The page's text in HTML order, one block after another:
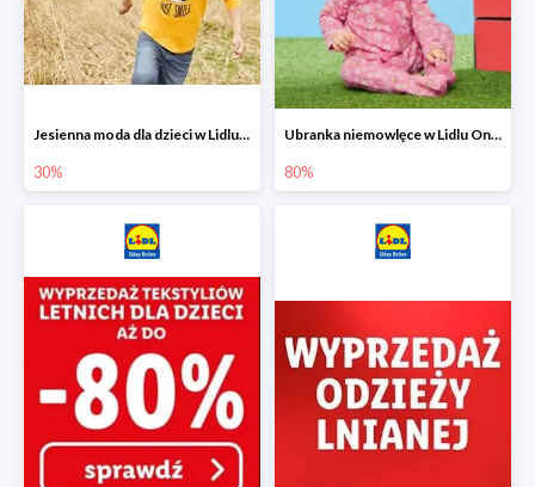
Jesienna moda dla dzieci w Lidlu Online do -30%
30%
Ubranka niemowlęce w Lidlu Online do -80%
80%